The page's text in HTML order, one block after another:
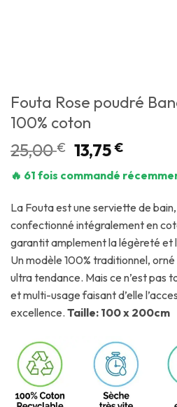
Fouta Rose poudré
100% coton
25,00€ 13,75€
🔥 61 fois commandé
La Fouta est une serviette de
confectionné intégralement en
garantit amplement la légèreté et
Un modèle 100% traditionnel,
ultra tendance. Mais ce n’est pas
et multi-usage faisant d’elle
excellence. Taille: 100 x 200cm